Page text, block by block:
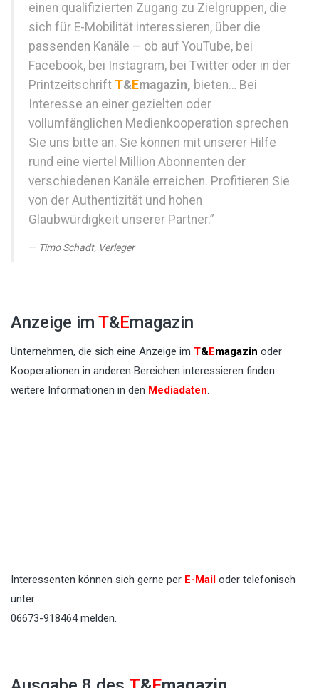
einen qualifizierten Zugang zu Zielgruppen, die
sich für E-Mobilität interessieren, über die
passenden Kanäle – ob auf YouTube, bei
Facebook, bei Instagram, bei Twitter oder in der
Printzeitschrift T&Emagazin, bieten… Bei
Interesse an einer gezielten oder
vollumfänglichen Medienkooperation sprechen
Sie uns bitte an. Sie können mit unserer Hilfe
rund eine viertel Million Abonnenten der
verschiedenen Kanäle erreichen. Profitieren Sie
von der Authentizität und hohen
Glaubwürdigkeit unserer Partner.”
Timo Schadt, Verleger
Anzeige im T&Emagazin
Unternehmen, die sich eine Anzeige im T&Emagazin oder
Kooperationen in anderen Bereichen interessieren finden
weitere Informationen in den Mediadaten.
Interessenten können sich gerne per E-Mail oder telefonisch
unter
06673-918464 melden.